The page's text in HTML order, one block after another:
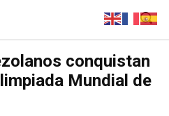
conquistan
Mundial de